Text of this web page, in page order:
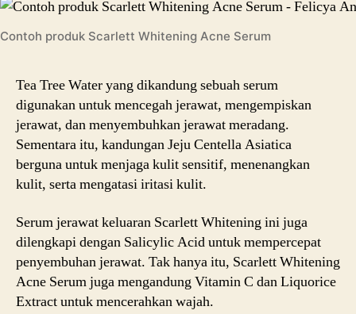
Contoh produk Scarlett Whitening Acne Serum
Tea Tree Water yang dikandung sebuah serum
digunakan untuk mencegah jerawat, mengempiskan
jerawat, dan menyembuhkan jerawat meradang.
Sementara itu, kandungan Jeju Centella Asiatica
berguna untuk menjaga kulit sensitif, menenangkan
kulit, serta mengatasi iritasi kulit.
Serum jerawat keluaran Scarlett Whitening ini juga
dilengkapi dengan Salicylic Acid untuk mempercepat
penyembuhan jerawat. Tak hanya itu, Scarlett Whitening
Acne Serum juga mengandung Vitamin C dan Liquorice
Extract untuk mencerahkan wajah.